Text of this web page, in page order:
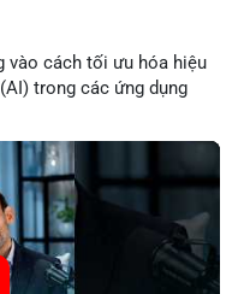
vào cách tối ưu hóa hiệu
trong các ứng dụng
hóa quy trình trong lĩnh
mạnh vai trò của AI
độ xử lý, và hỗ trợ quyết
quan trọng trong thời
crypto, nơi tính chính xác